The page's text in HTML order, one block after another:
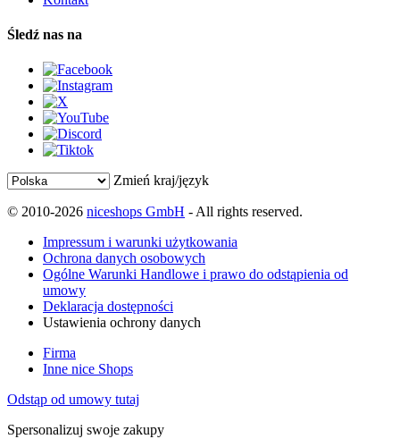
Śledź nas na
Zmień kraj/język
© 2010-2026 niceshops GmbH - All rights reserved.
Impressum i warunki użytkowania
Ochrona danych osobowych
Ogólne Warunki Handlowe i prawo do odstąpienia od
umowy
Deklaracja dostępności
Ustawienia ochrony danych
Firma
Inne nice Shops
Odstąp od umowy tutaj
Spersonalizuj swoje zakupy